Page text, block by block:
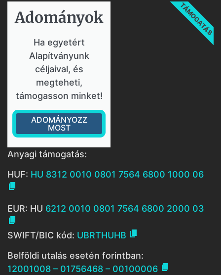
Adományok​
Ha egyetért
Alapítványunk
céljaival, és
megteheti,
támogasson minket!
ADOMÁNYOZZ
MOST
TÁMOGATÁS
Anyagi támogatás:
HUF: HU 8312 0010 0801 7564 6800 1000 06

EUR: HU 6212 0010 0801 7564 6800 2000 03

SWIFT/BIC kód: UBRTHUHB 
Belföldi utalás esetén forintban:
12001008 – 01756468 – 00100006 